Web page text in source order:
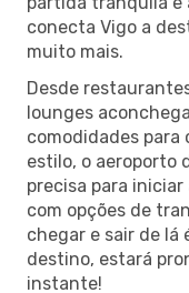
conecta Vigo a
muito mais.
Desde
lounges
comodidades para
estilo, o aeroporto
precisa para
com opções de
chegar e sair de lá
destino, estará
instante!